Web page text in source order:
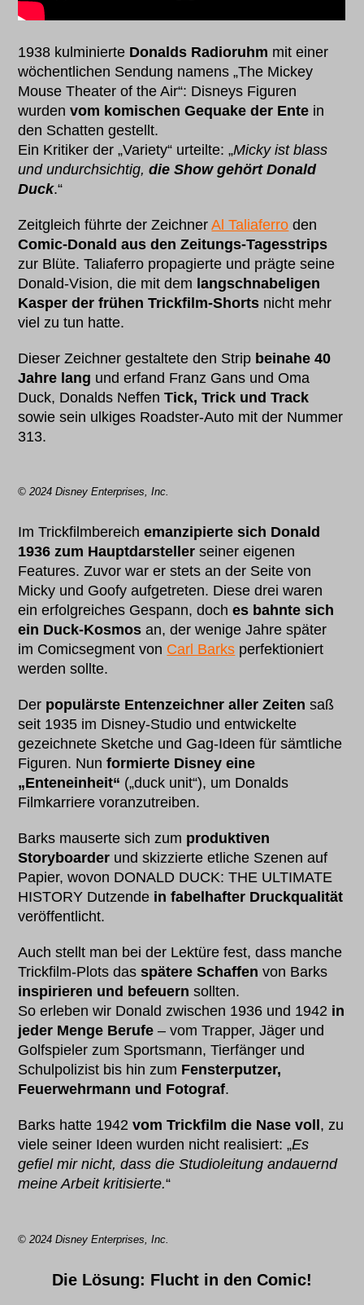
1938 kulminierte Donalds Radioruhm mit einer
wöchentlichen Sendung namens „The Mickey
Mouse Theater of the Air“: Disneys Figuren
wurdenvom komischen Gequake der Ente in
den Schatten gestellt.
Ein Kritiker der „Variety“ urteilte: „Micky ist blass
und undurchsichtig,die Show gehört Donald
Duck.“
Zeitgleich führte der ZeichnerAl Taliaferro den
Comic-Donald aus den Zeitungs-Tagesstrips
zur Blüte. Taliaferro propagierte und prägte seine
Donald-Vision, die mit dem langschnabeligen
Kasper der frühen Trickfilm-Shorts nicht mehr
viel zu tun hatte.
Dieser Zeichner gestaltete den Strip beinahe 40
Jahre lang und erfand Franz Gans und Oma
Duck, Donalds NeffenTick, Trick und Track
sowie sein ulkiges Roadster-Auto mit der Nummer
313.
© 2024 Disney Enterprises, Inc.
Im Trickfilmbereichemanzipierte sich Donald
1936 zum Hauptdarsteller seiner eigenen
Features. Zuvor war er stets an der Seite von
Micky und Goofy aufgetreten. Diese drei waren
ein erfolgreiches Gespann, doches bahnte sich
ein Duck-Kosmos an, der wenige Jahre später
im Comicsegment von Carl Barks perfektioniert
werden sollte.
Der populärste Entenzeichner aller Zeiten saß
seit 1935 im Disney-Studio und entwickelte
gezeichnete Sketche und Gag-Ideen für sämtliche
Figuren. Nunformierte Disney eine
„Enteneinheit“ („duck unit“), um Donalds
Filmkarriere voranzutreiben.
Barks mauserte sich zum produktiven
Storyboarder und skizzierte etliche Szenen auf
Papier, wovon DONALD DUCK: THE ULTIMATE
HISTORY Dutzende in fabelhafter Druckqualität
veröffentlicht.
Auch stellt man bei der Lektüre fest, dass manche
Trickfilm-Plots dasspätere Schaffen von Barks
inspirieren und befeuern sollten.
So erleben wir Donald zwischen 1936 und 1942 in
jeder Menge Berufe – vom Trapper, Jäger und
Golfspieler zum Sportsmann, Tierfänger und
Schulpolizist bis hin zum Fensterputzer,
Feuerwehrmann und Fotograf.
Barks hatte 1942vom Trickfilm die Nase voll , zu
viele seiner Ideen wurden nicht realisiert: „Es
gefiel mir nicht, dass die Studioleitung andauernd
meine Arbeit kritisierte.“
© 2024 Disney Enterprises, Inc.
Die Lösung: Flucht in den Comic!